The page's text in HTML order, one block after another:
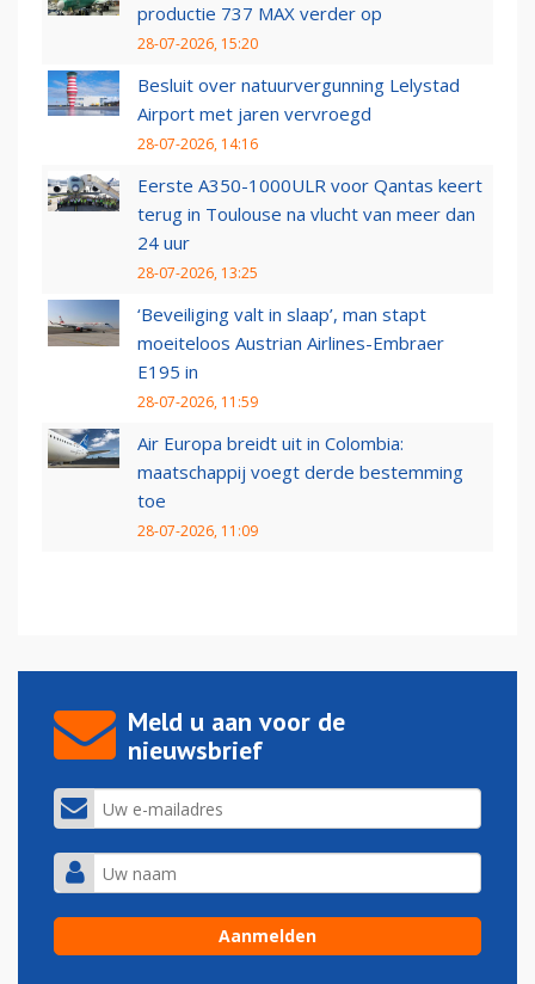
productie 737 MAX verder op
28-07-2026, 15:20
Besluit over natuurvergunning Lelystad
Airport met jaren vervroegd
28-07-2026, 14:16
Eerste A350-1000ULR voor Qantas keert
terug in Toulouse na vlucht van meer dan
24 uur
28-07-2026, 13:25
‘Beveiliging valt in slaap’, man stapt
moeiteloos Austrian Airlines-Embraer
E195 in
28-07-2026, 11:59
Air Europa breidt uit in Colombia:
maatschappij voegt derde bestemming
toe
28-07-2026, 11:09
Meld u aan voor de
nieuwsbrief